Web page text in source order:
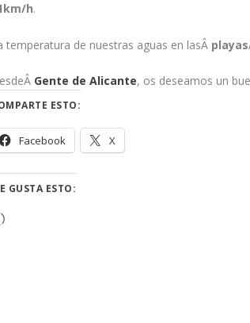
h.
temperatura de nuestras aguas en lasÂ playas
Gente de Alicante, os deseamos un
ESTO:
Facebook X
GUSTA ESTO:
Cargando...